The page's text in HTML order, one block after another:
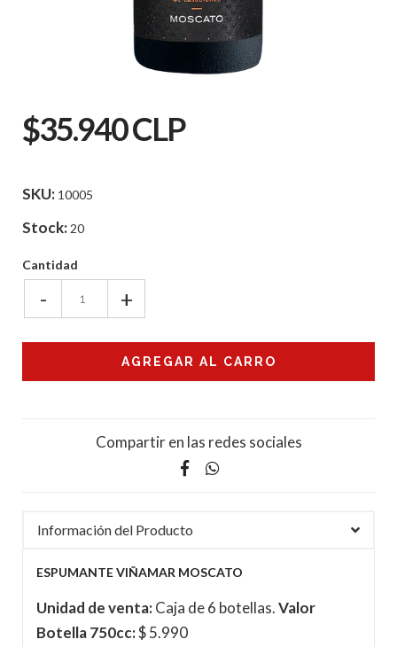
$35.940 CLP
SKU: 10005
Stock: 20
Cantidad
- +
Compartir en las redes sociales
Información del Producto
ESPUMANTE VIÑAMAR MOSCATO
Unidad de venta:Caja de 6 botellas.Valor
Botella 750cc:$ 5.990